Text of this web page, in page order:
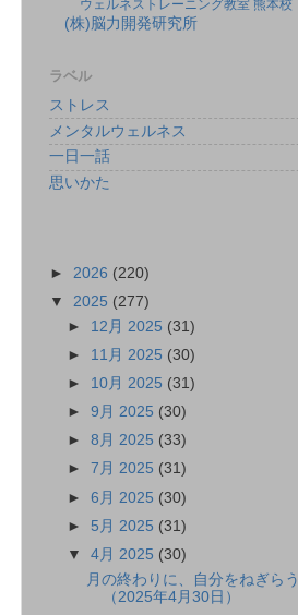
ウェルネストレーニング教室 熊本校
(株)脳力開発研究所
ラベル
ストレス
メンタルウェルネス
一日一話
思いかた
► 2026 (220)
▼ 2025 (277)
► 12月 2025 (31)
► 11月 2025 (30)
► 10月 2025 (31)
►9月 2025 (30)
►8月 2025 (33)
►7月 2025 (31)
►6月 2025 (30)
► 5月 2025 (31)
▼4月 2025 (30)
月の終わりに、自分をねぎらう
（2025年4月30日）